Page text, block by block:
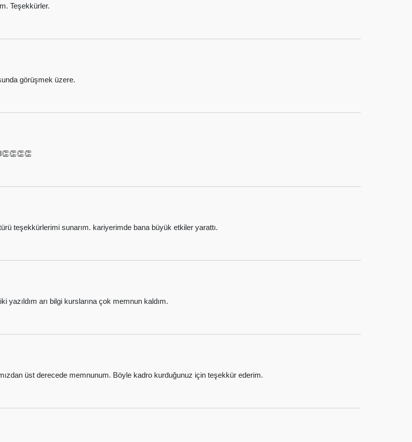
Teşekkürler.
görüşmek üzere.
teşekkürlerimi sunarım. kariyerimde bana büyük etkiler yarattı.
arı bilgi kurslarına çok memnun kaldım.
üst derecede memnunum. Böyle kadro kurduğunuz için teşekkür ederim.